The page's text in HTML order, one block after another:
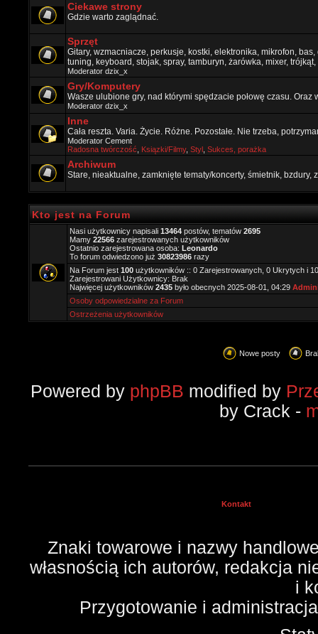
Ciekawe strony
Gdzie warto zaglądnać.
Sprzęt
Gitary, wzmacniacze, perkusje, kostki, elektronika, mikrofon,
tuning, keyboard, stojak, spray, tamburyn, żarówka, mixer, trójkąt,
Moderator dzix_x
Gry/Komputery
Wasze ulubione gry, nad którymi spędzacie połowę czasu.
Moderator dzix_x
Inne
Cała reszta. Varia. Życie. Różne. Pozostałe. Nie trzeba,
Moderator Cement
Radosna twórczość
Ksiązki/Filmy, Styl Sukces, porażka
Archiwum
Stare, nieaktualne, zamknięte tematy/koncerty, śmietnik, bzdury,
Kto jest na Forum
Nasi użytkownicy napisali 13464 postów, tematów 2695
Mamy 22566 zarejestrowanych użytkowników
Ostatnio zarejestrowana osoba: Leonardo
To forum odwiedzono już 30823986 razy
Na Forum jest 100 użytkowników :: 0 Zarejestrowanych, 0 Ukrytych i
Zarejestrowani Użytkownicy: Brak
Najwięcej użytkowników 2435 było obecnych 2025-08-01, 04:29
Osoby odpowiedzialne za Forum
Ostrzeżenia użytkowników
Nowe posty
Powered by phpBB modified by
by Crack -
Kontakt
Znaki towarowe i nazwy
własnością ich autorów, redakcja
i
Przygotowanie i